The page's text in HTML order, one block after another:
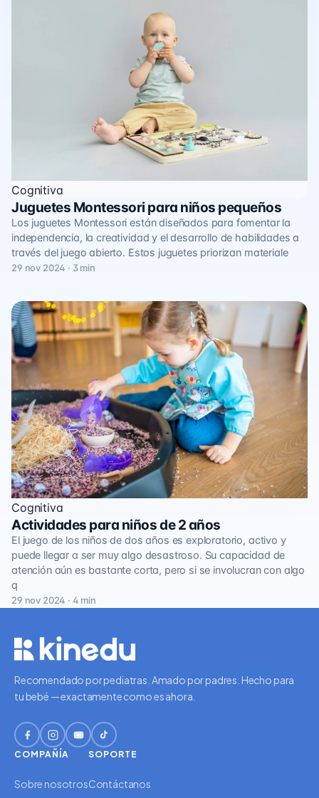
Cognitiva
Juguetes Montessori para niños pequeños
Los juguetes Montessori están diseñados para fomentar la
independencia, la creatividad y el desarrollo de habilidades a
través del juego abierto. Estos juguetes priorizan materiale
29 nov 2024 · 3 min
Cognitiva
Actividades para niños de 2 años
El juego de los niños de dos años es exploratorio, activo y
puede llegar a ser muy algo desastroso. Su capacidad de
atención aún es bastante corta, pero si se involucran con algo
q
29 nov 2024 · 4 min
Recomendado por pediatras. Amado por padres. Hecho para
tu bebé — exactamente como es ahora.
COMPAÑÍA
Sobre nosotros
SOPORTE
Contáctanos